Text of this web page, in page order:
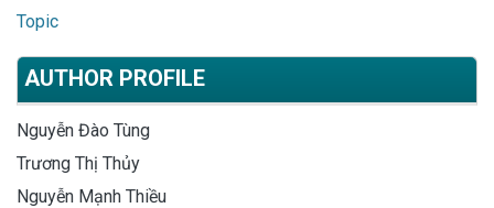
Topic
AUTHOR PROFILE
Nguyễn Đào Tùng
Trương Thị Thủy
Nguyễn Mạnh Thiều